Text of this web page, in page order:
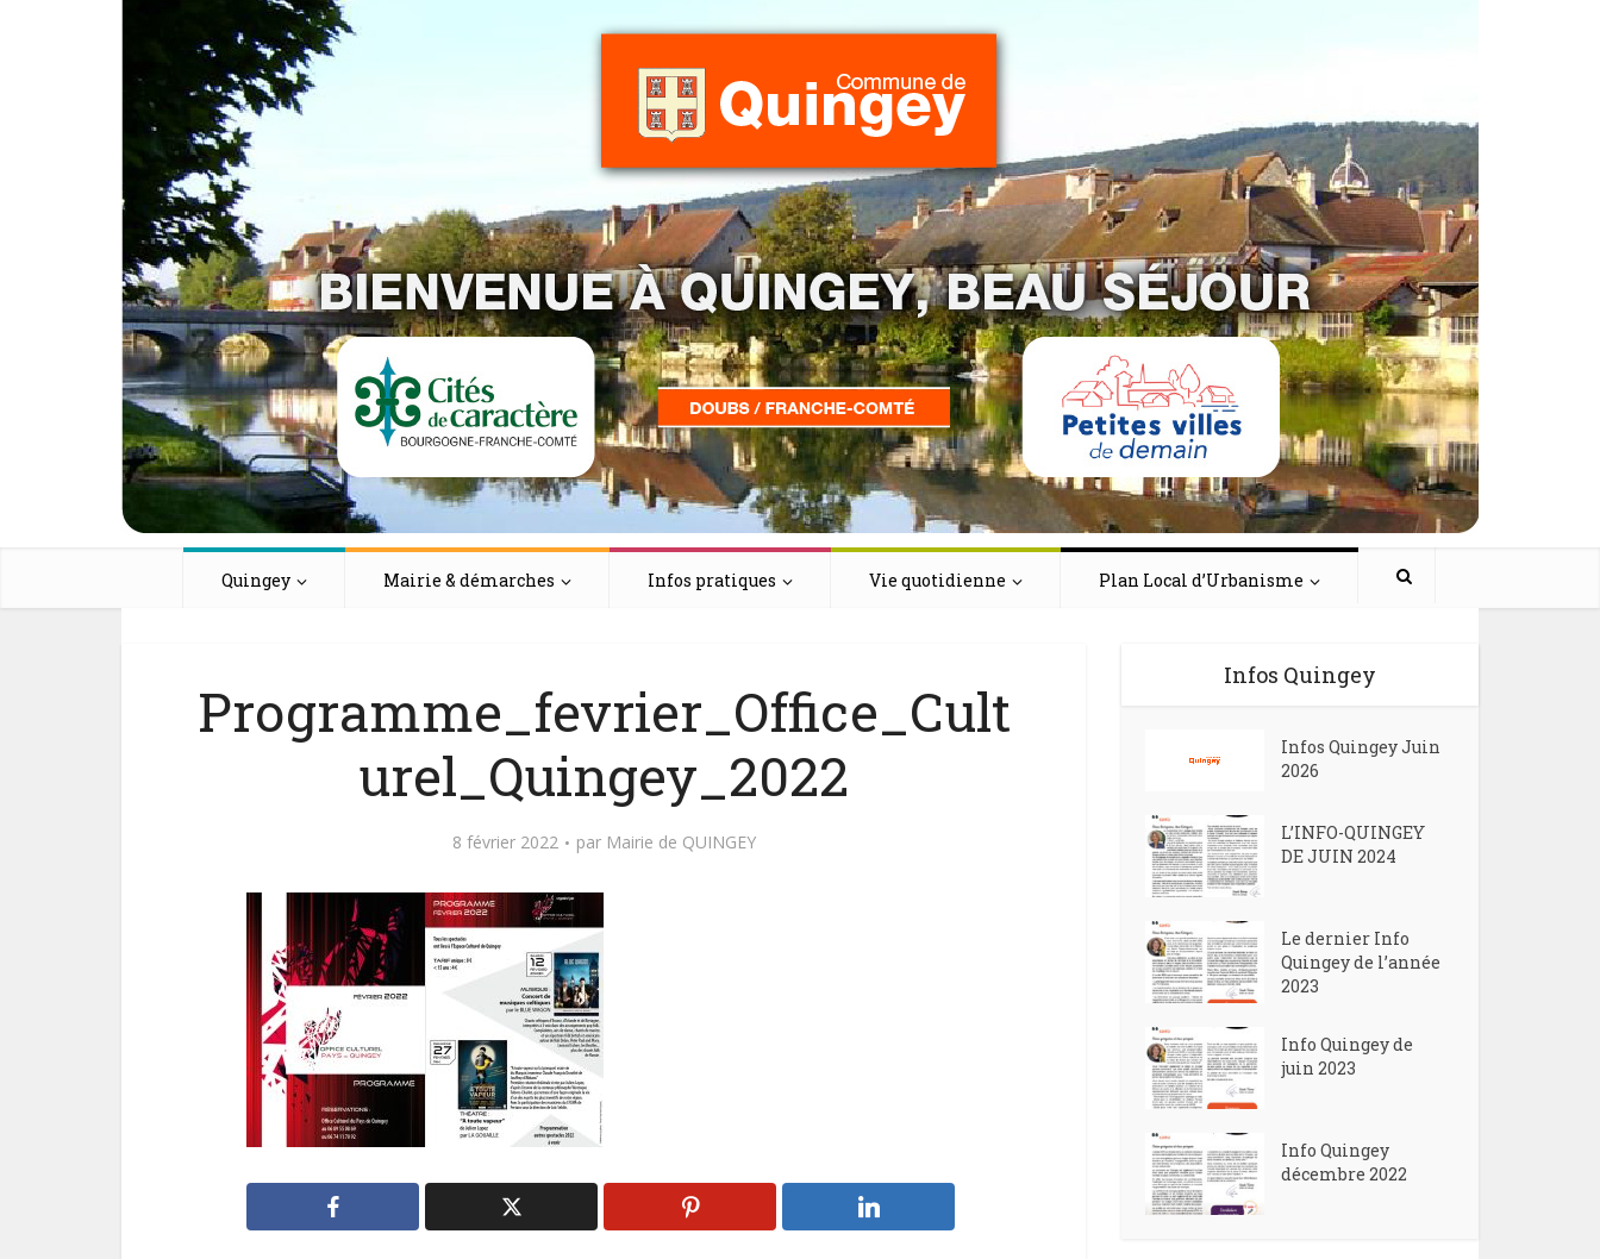
Quingey Mairie & démarches Infos pratiques Vie quotidienne Plan Local d’Urbanisme
Programme_fevrier_Office_Cult
urel_Quingey_2022
8 février 2022 par Mairie de QUINGEY
Infos Quingey
Infos Quingey Juin
2026
L’INFO-QUINGEY
DE JUIN 2024
Le dernier Info
Quingey de l’année
2023
Info Quingey de
juin 2023
Info Quingey
décembre 2022